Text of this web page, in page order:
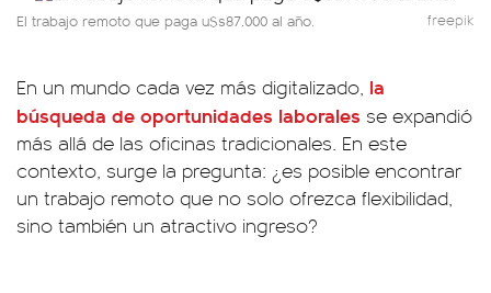
El trabajo remoto que paga u$s87.000 al año. freepik
En un mundo cada vez más digitalizado, la
búsqueda de oportunidades laborales se expandió
más allá de las oficinas tradicionales. En este
contexto, surge la pregunta: ¿es posible encontrar
un trabajo remoto que no solo ofrezca flexibilidad,
sino también un atractivo ingreso?